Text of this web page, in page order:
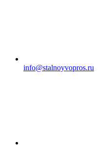
info@stalnoyvopros.ru